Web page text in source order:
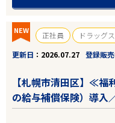
NEW 正社員
ドラッグ
更新日
2026.07.27 登録販
【札幌市清田区】≪
の給与補償保険）導